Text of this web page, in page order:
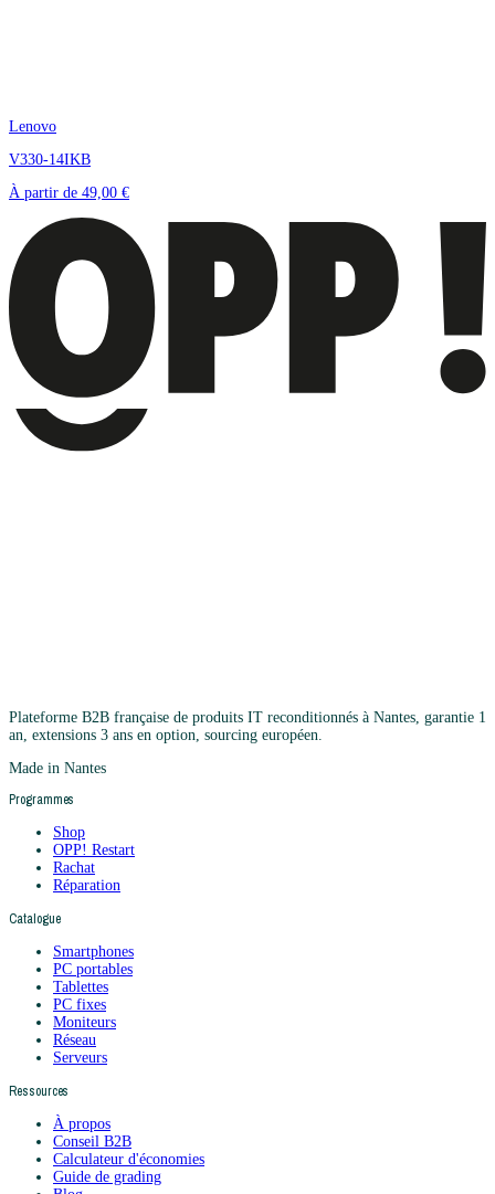
Lenovo
V330-14IKB
À partir de 49,00 €
Plateforme B2B française de produits IT reconditionnés à Nantes, garantie 1
an, extensions 3 ans en option, sourcing européen.
Made in Nantes
Programmes
Shop
OPP! Restart
Rachat
Réparation
Catalogue
Smartphones
PC portables
Tablettes
PC fixes
Moniteurs
Réseau
Serveurs
Ressources
À propos
Conseil B2B
Calculateur d'économies
Guide de grading